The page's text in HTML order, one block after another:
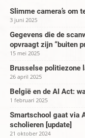
Slimme camera’s om
3 juni 2025
Gegevens die de
opvraagt zijn “buiten
15 mei 2025
Brusselse politiezone
26 april 2025
België en de AI Act:
1 februari 2025
Smartschool gaat via
scholieren [update]
21 oktober 2024